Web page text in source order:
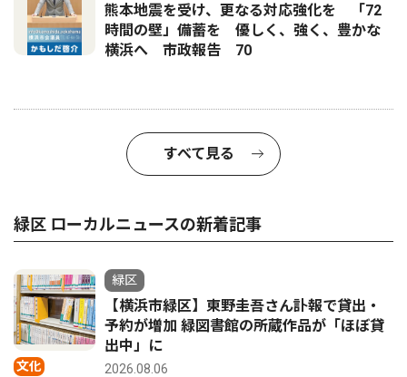
熊本地震を受け、更なる対応強化を 「72
時間の壁」備蓄を 優しく、強く、豊かな
横浜へ 市政報告 70
すべて見る
緑区 ローカルニュースの新着記事
文化
緑区
【横浜市緑区】東野圭吾さん訃報で貸出・
予約が増加 緑図書館の所蔵作品が「ほぼ貸
出中」に
2026.08.06